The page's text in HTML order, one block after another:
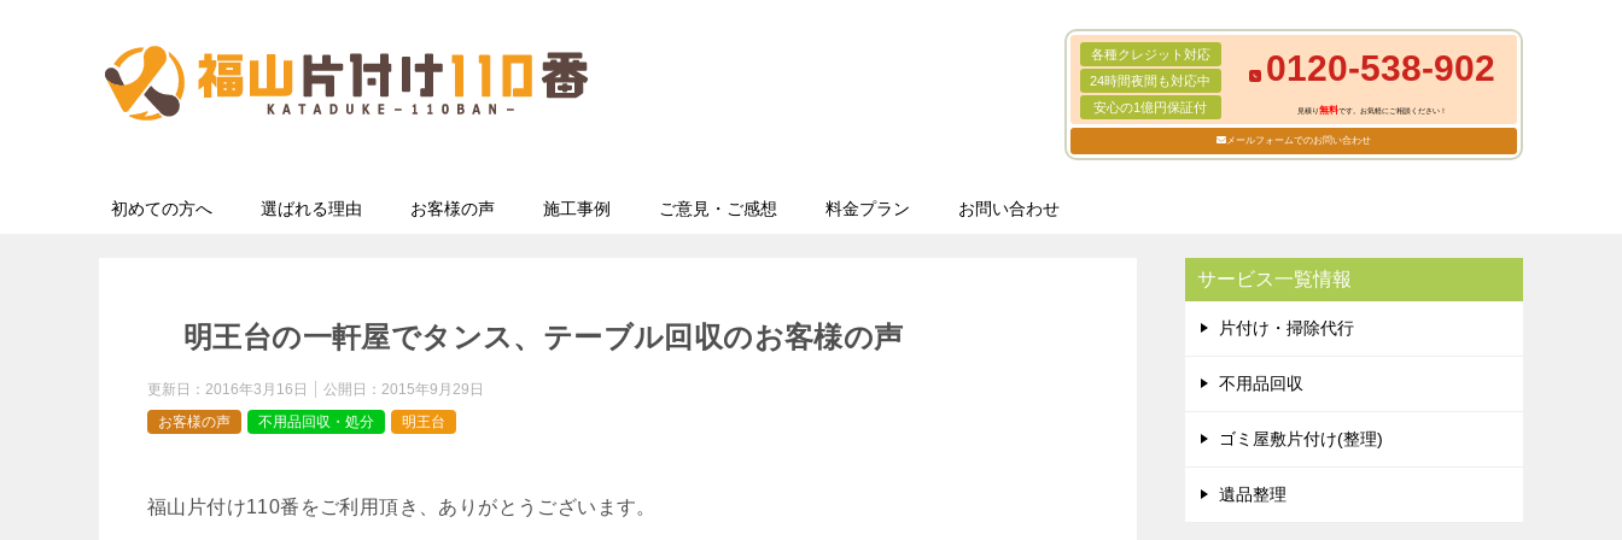
各種クレジット対応
24時間夜間も対応中
安心の1億円保証付
0120-538-902
見積り無料です。お気軽にご相談ください！
メールフォームでのお問い合わせ
初めての方へ 選ばれる理由 お客様の声 施工事例 ご意見・ご感想 料金プラン お問い合わせ
明王台の一軒屋でタンス、テーブル回収のお客様の声
更新日： 2016年3月16日 公開日： 2015年9月29日
お客様の声
不用品回収・処分 明王台
福山片付け110番をご利用頂き、ありがとうございます。
サービス一覧情報
片付け・掃除代行
不用品回収
ゴミ屋敷片付け(整理)
遺品整理